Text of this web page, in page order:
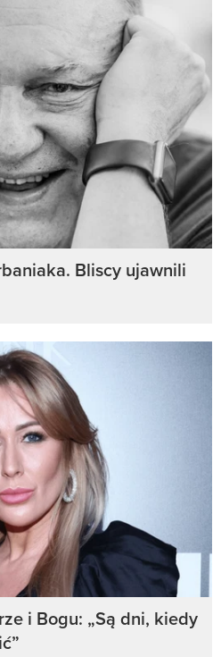
Bliscy ujawnili
i Bogu: „Są dni, kiedy